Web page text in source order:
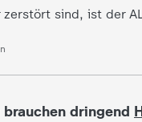
zerstört sind, ist der
brauchen dringend